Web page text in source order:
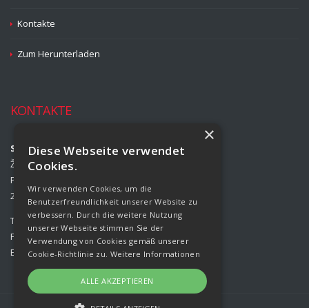
Kontakte
Zum Herunterladen
KONTAKTE
Strojírny Rožmitál, s.r.o.
Žižkova 708
Příbram II
261 01 Příbram
Tel.:
00420 318 427 321
Fax:
00420 318 427 314
E-mail:
info@rozmital.com
×
Diese Webseite verwendet
Cookies.
Wir verwenden Cookies, um die
Benutzerfreundlichkeit unserer Website zu
verbessern. Durch die weitere Nutzung
unserer Webseite stimmen Sie der
Verwendung von Cookies gemäß unserer
Cookie-Richtlinie zu. Weitere Informationen
ALLE AKZEPTIEREN